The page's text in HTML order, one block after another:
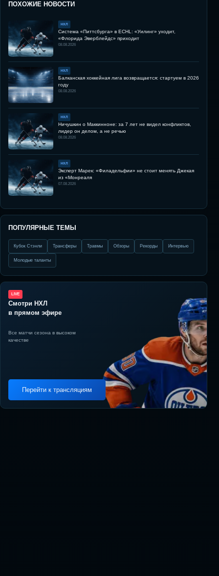
ПОХОЖИЕ НОВОСТИ
НХЛ
Система «Питтсбурга» в ECHL: «Уилинг» уходит,
«Флорида Эверблейдс» приходит
08.08.2026
НХЛ
Балканская хоккейная лига возвращается: стартуем в 2026
году
08.08.2026
НХЛ
Ничушкин о Маккинноне: за 7 лет не видел конфликтов,
лидер он делом, а не речью
08.08.2026
НХЛ
Эксперт Марек: «Филадельфии» не стоит менять Джекая
из «Монреаля
07.08.2026
ПОПУЛЯРНЫЕ ТЕМЫ
Кубок Стэнли Трансферы Травмы Обзоры Рекорды Интервью
Молодые таланты
LIVE
Смотри НХЛ
в прямом эфире
Все матчи сезона в высоком
качестве
Перейти к трансляциям